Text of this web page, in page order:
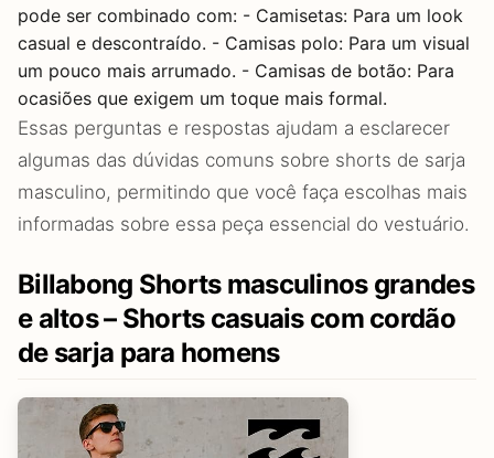
pode ser combinado com: - Camisetas: Para um look
casual e descontraído. - Camisas polo: Para um visual
um pouco mais arrumado. - Camisas de botão: Para
ocasiões que exigem um toque mais formal.
Essas perguntas e respostas ajudam a esclarecer
algumas das dúvidas comuns sobre shorts de sarja
masculino, permitindo que você faça escolhas mais
informadas sobre essa peça essencial do vestuário.
Billabong Shorts masculinos grandes
e altos – Shorts casuais com cordão
de sarja para homens